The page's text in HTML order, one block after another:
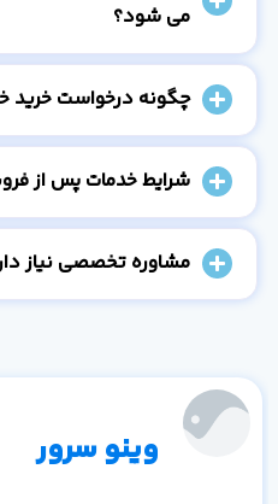
می شود؟
چگونه درخواست خرید
شرایط خدمات پس از
مشاوره تخصصی نیاز
وینو سرور